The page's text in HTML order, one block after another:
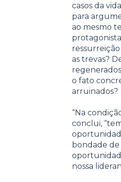
casos da
para
ao mesmo
as trevas?
o fato
arruinados?
“Na
conclui,
bondade de
nossa